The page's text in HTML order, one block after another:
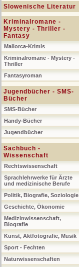
Slowenische Literatur
Kriminalromane -
Mystery - Thriller -
Fantasy
Mallorca-Krimis
Kriminalromane - Mystery -
Thriller
Fantasyroman
Jugendbücher - SMS-
Bücher
SMS-Bücher
Handy-Bücher
Jugendbücher
Sachbuch -
Wissenschaft
Rechtswissenschaft
Sprachlehrwerke für Ärzte
und medizinische Berufe
Politik, Biografie, Soziologie
Geschichte, Ökonomie
Medizinwissenschaft,
Biografie
Kunst, Aktfotografie, Musik
Sport - Fechten
Naturwissenschaften